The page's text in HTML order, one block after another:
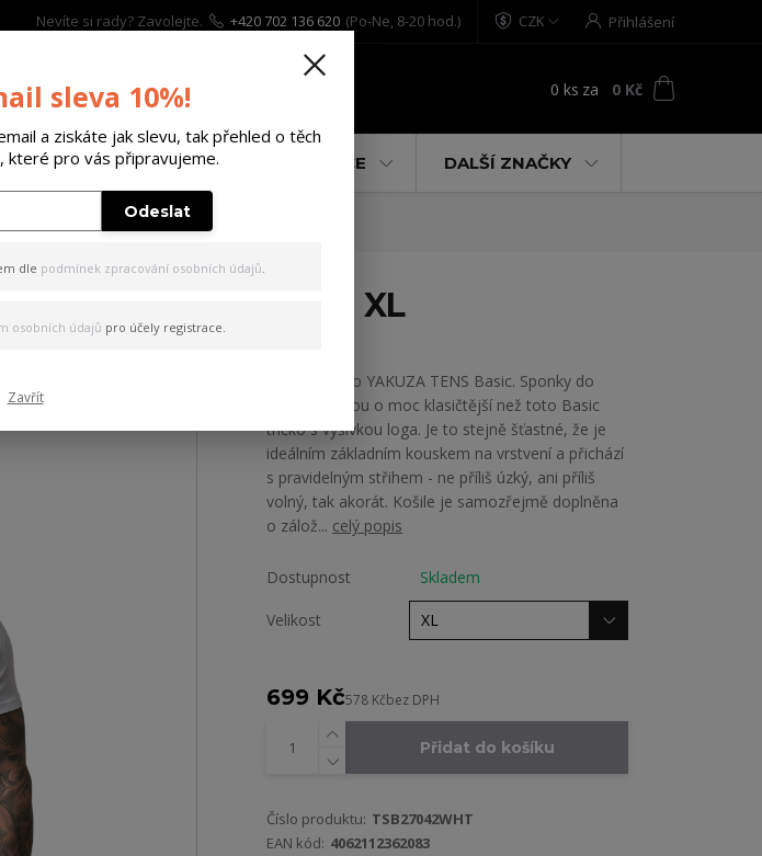
CZK Přihlášení
Nevíte si rady? Zavolejte. +420 702 136 620 (Po-Ne, 8-20 hod.)
0 ks za 0 Kč
DÁRKOVÉ POUKAZY % AKCE DALŠÍ ZNAČKY
XL
Basic T-Shirt white XL
Pánské tričko YAKUZA TENS Basic. Sponky do
šatníku nejsou o moc klasičtější než toto Basic
tričko s výšivkou loga. Je to stejně šťastné, že je
ideálním základním kouskem na vrstvení a přichází
s pravidelným střihem - ne příliš úzký, ani příliš
volný, tak akorát. Košile je samozřejmě doplněna
o zálož... celý popis
Dostupnost Skladem
Velikost
699 Kč578 Kčbez DPH
Přidat do košíku
Číslo produktu: TSB27042WHT
EAN kód: 4062112362083
sleva 10%!
a ziskáte jak slevu, tak přehled o těch
které pro vás připravujeme.
Odeslat
dle podmínek zpracování osobních údajů.
osobních údajů pro účely registrace.
Zavřít